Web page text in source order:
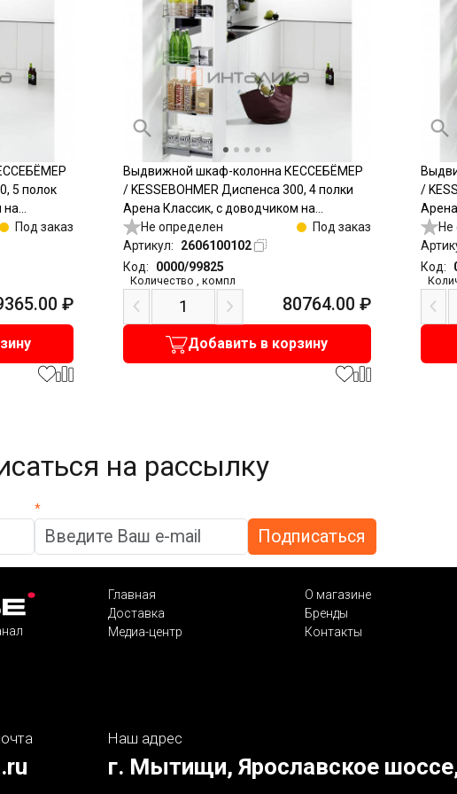
5 полок
на
2000,
Под заказ
₽
Выдвижной шкаф-колонна КЕССЕБЁМЕР
/ KESSEBOHMER Диспенса 300, 4 полки
Арена Классик, с доводчиком на
открывание и закрывание, полное
выдвижение, Антислип, H1200-1600,
титан
Не определен
Под заказ
Артикул:
2606100102
Код:
0000/99825
Количество ,компл
80764.00 ₽
Добавить в корзину
/
Не
Код:
на рассылку
*
Главная О магазине
Доставка
Бренды
Медиа-центр
Контакты
Наш адрес
г. Мытищи, Ярославское